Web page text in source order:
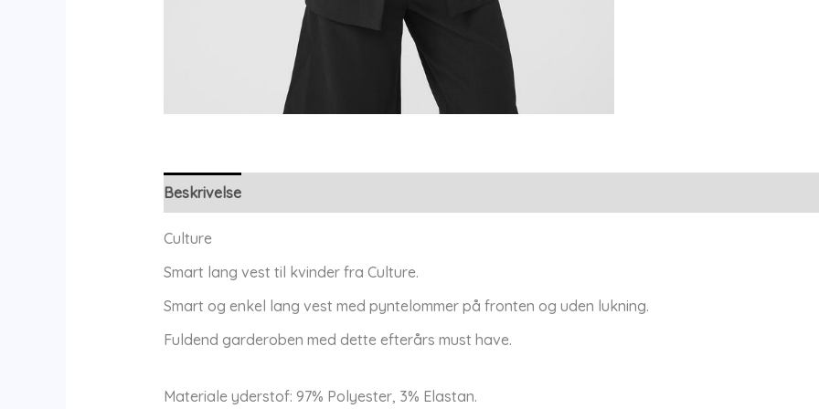
Beskrivelse
Culture
Smart lang vest til kvinder fra Culture.
Smart og enkel lang vest med pyntelommer på fronten og uden lukning.
Fuldend garderoben med dette efterårs must have.
Materiale yderstof: 97% Polyester, 3% Elastan.